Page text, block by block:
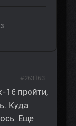
16 пройти,
Куда
Еще
#263163